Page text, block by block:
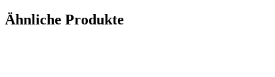
Ähnliche Produkte